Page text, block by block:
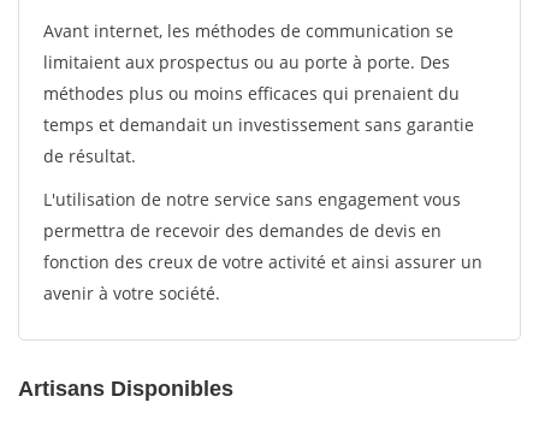
Avant internet, les méthodes de communication se
limitaient aux prospectus ou au porte à porte. Des
méthodes plus ou moins efficaces qui prenaient du
temps et demandait un investissement sans garantie
de résultat.
L'utilisation de notre service sans engagement vous
permettra de recevoir des demandes de devis en
fonction des creux de votre activité et ainsi assurer un
avenir à votre société.
Artisans Disponibles